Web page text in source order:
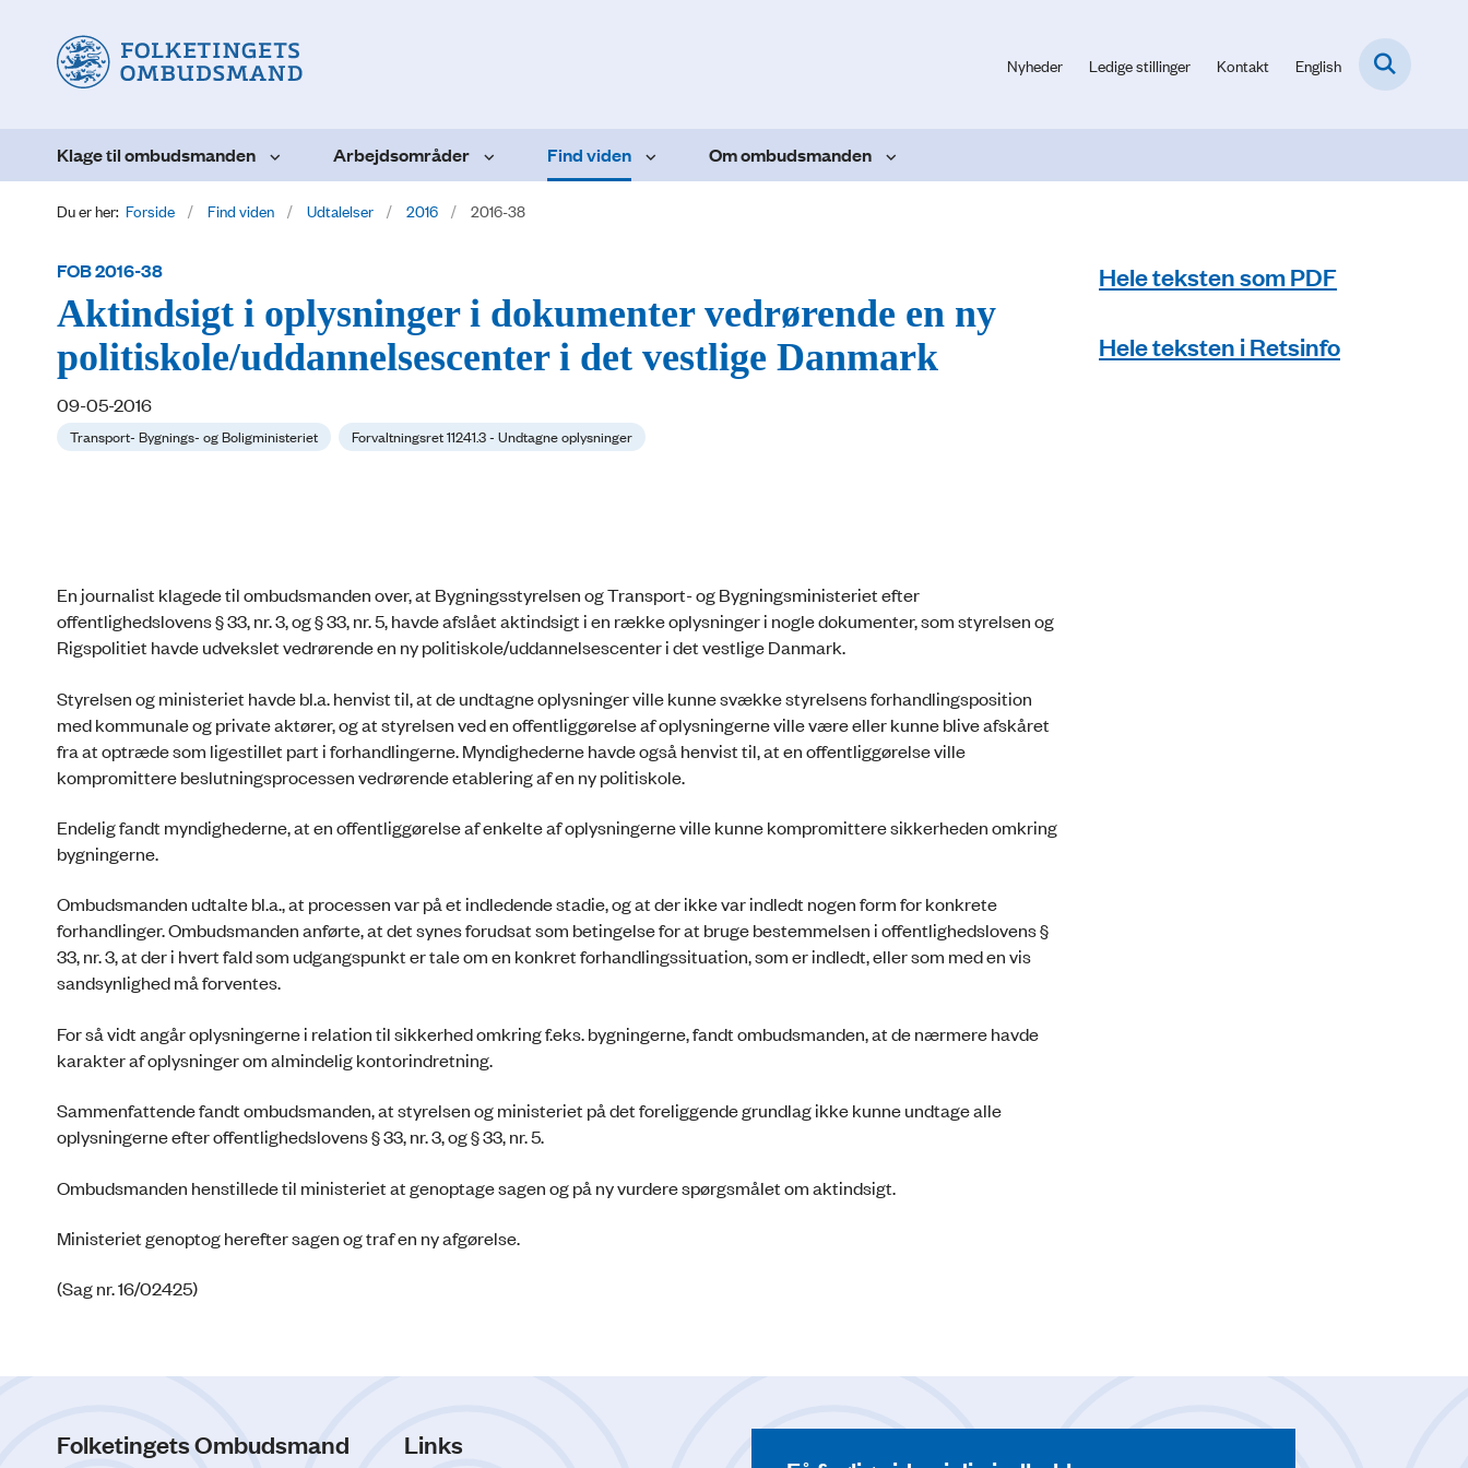
Nyheder Ledige stillinger Kontakt English
Klage til ombudsmanden Arbejdsområder Find viden Om ombudsmanden
Du er her: Forside Find viden Udtalelser 2016 2016-38
FOB 2016-38
Aktindsigt i oplysninger i dokumenter vedrørende en ny
politiskole/uddannelsescenter i det vestlige Danmark
09-05-2016
Transport- Bygnings- og Boligministeriet Forvaltningsret 11241.3 - Undtagne oplysninger
En journalist klagede til ombudsmanden over, at Bygningsstyrelsen og Transport- og Bygningsministeriet efter
offentlighedslovens § 33, nr. 3, og § 33, nr. 5, havde afslået aktindsigt i en række oplysninger i nogle dokumenter, som styrelsen og
Rigspolitiet havde udvekslet vedrørende en ny politiskole/uddannelsescenter i det vestlige Danmark.
Styrelsen og ministeriet havde bl.a. henvist til, at de undtagne oplysninger ville kunne svække styrelsens forhandlingsposition
med kommunale og private aktører, og at styrelsen ved en offentliggørelse af oplysningerne ville være eller kunne blive afskåret
fra at optræde som ligestillet part i forhandlingerne. Myndighederne havde også henvist til, at en offentliggørelse ville
kompromittere beslutningsprocessen vedrørende etablering af en ny politiskole.
Endelig fandt myndighederne, at en offentliggørelse af enkelte af oplysningerne ville kunne kompromittere sikkerheden omkring
bygningerne.
Ombudsmanden udtalte bl.a., at processen var på et indledende stadie, og at der ikke var indledt nogen form for konkrete
forhandlinger. Ombudsmanden anførte, at det synes forudsat som betingelse for at bruge bestemmelsen i offentlighedslovens §
33, nr. 3, at der i hvert fald som udgangspunkt er tale om en konkret forhandlingssituation, som er indledt, eller som med en vis
sandsynlighed må forventes.
For så vidt angår oplysningerne i relation til sikkerhed omkring f.eks. bygningerne, fandt ombudsmanden, at de nærmere havde
karakter af oplysninger om almindelig kontorindretning.
Sammenfattende fandt ombudsmanden, at styrelsen og ministeriet på det foreliggende grundlag ikke kunne undtage alle
oplysningerne efter offentlighedslovens § 33, nr. 3, og § 33, nr. 5.
Ombudsmanden henstillede til ministeriet at genoptage sagen og på ny vurdere spørgsmålet om aktindsigt.
Ministeriet genoptog herefter sagen og traf en ny afgørelse.
(Sag nr. 16/02425)
Hele teksten som PDF
Hele teksten i Retsinfo
Folketingets Ombudsmand
Links